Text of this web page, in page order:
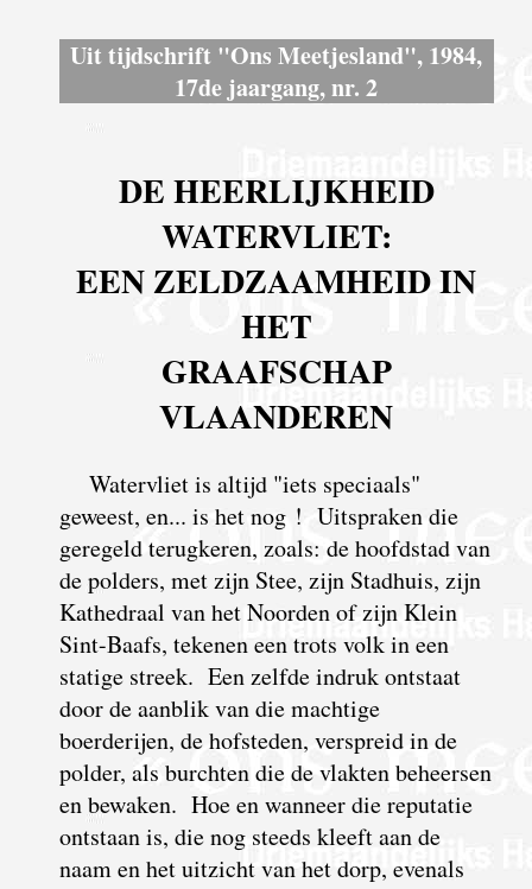
Uit tijdschrift "Ons Meetjesland", 1984,
17de jaargang, nr. 2
DE HEERLIJKHEID
WATERVLIET:
EEN ZELDZAAMHEID IN
HET
GRAAFSCHAP
VLAANDEREN
Watervliet is altijd "iets speciaals"
geweest, en... is het nog ! Uitspraken die
geregeld terugkeren, zoals: de hoofdstad van
de polders, met zijn Stee, zijn Stadhuis, zijn
Kathedraal van het Noorden of zijn Klein
Sint-Baafs, tekenen een trots volk in een
statige streek. Een zelfde indruk ontstaat
door de aanblik van die machtige
boerderijen, de hofsteden, verspreid in de
polder, als burchten die de vlakten beheersen
en bewaken. Hoe en wanneer die reputatie
ontstaan is, die nog steeds kleeft aan de
naam en het uitzicht van het dorp, evenals